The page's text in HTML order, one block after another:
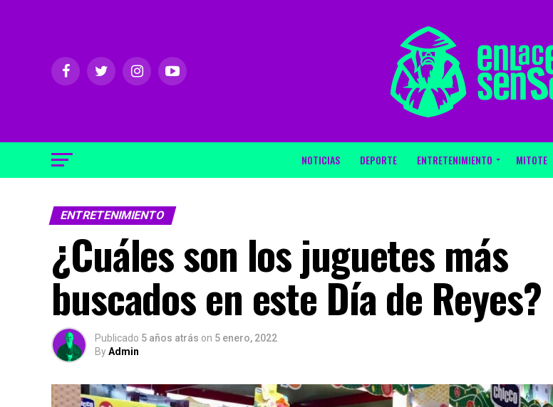
NOTICIAS DEPORTE ENTRETENIMIENTO MITOTE
ENTRETENIMIENTO
¿Cuáles son los juguetes más
buscados en este Día de Reyes?
Publicado 5 años atrás on 5 enero, 2022
ByAdmin